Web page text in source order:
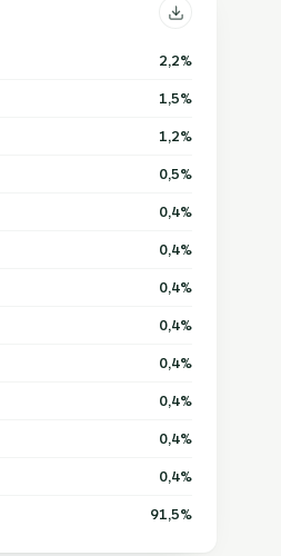
2,2%
1,5%
1,2%
0,5%
0,4%
0,4%
0,4%
0,4%
0,4%
0,4%
0,4%
0,4%
91,5%